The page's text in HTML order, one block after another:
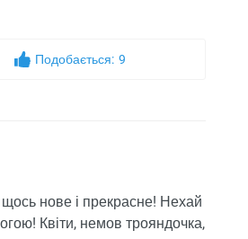
Подобається: 9
нове і прекрасне! Нехай
Квіти, немов трояндочка,